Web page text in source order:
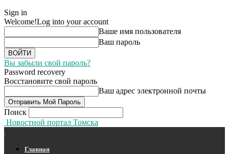
Sign in
Welcome!Log into your account
Ваше имя пользователя
Ваш пароль
Вы забыли свой пароль?
Password recovery
Восстановите свой пароль
Ваш адрес электронной почты
Поиск
Новостной портал Томска
Главная